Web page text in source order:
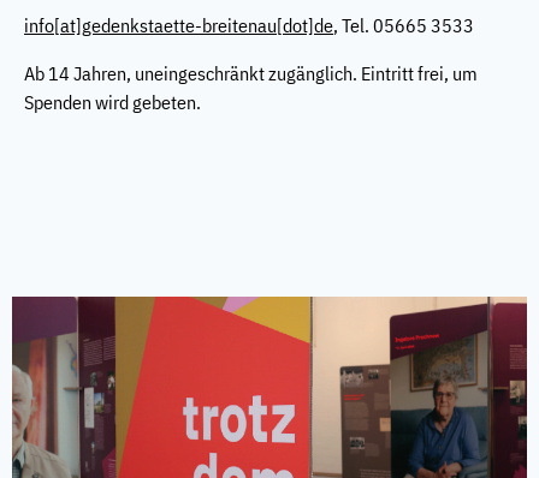
info[at]gedenkstaette-breitenau[dot]de, Tel. 05665 3533
Ab 14 Jahren, uneingeschränkt zugänglich. Eintritt frei, um
Spenden wird gebeten.